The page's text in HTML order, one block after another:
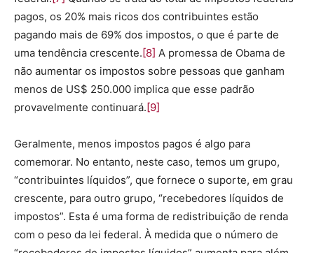
pagos, os 20% mais ricos dos contribuintes estão
pagando mais de 69% dos impostos, o que é parte de
uma tendência crescente. [8] A promessa de Obama de
não aumentar os impostos sobre pessoas que ganham
menos de US$ 250.000 implica que esse padrão
provavelmente continuará. [9]
Geralmente, menos impostos pagos é algo para
comemorar. No entanto, neste caso, temos um grupo,
“contribuintes líquidos”, que fornece o suporte, em grau
crescente, para outro grupo, “recebedores líquidos de
impostos”. Esta é uma forma de redistribuição de renda
com o peso da lei federal. À medida que o número de